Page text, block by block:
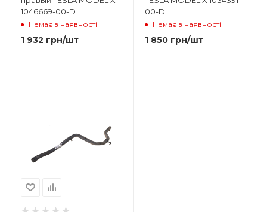
1046669-00-D
Немає в наявності
1 932 грн/шт
00-D
Немає в наявності
1 850грн/шт